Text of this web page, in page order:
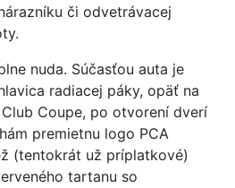
či odvetrávacej
nuda. Súčasťou auta je
radiacej páky, opäť na
Coupe, po otvorení dverí
premietnu logo PCA
(tentokrát už príplatkové)
tartanu so